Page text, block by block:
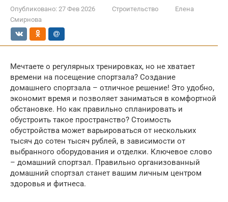
Опубликовано: 27 Фев 2026 Строительство
Елена
Смирнова
Мечтаете о регулярных тренировках, но не хватает
времени на посещение спортзала? Создание
домашнего спортзала – отличное решение! Это удобно,
экономит время и позволяет заниматься в комфортной
обстановке. Но как правильно спланировать и
обустроить такое пространство? Стоимость
обустройства может варьироваться от нескольких
тысяч до сотен тысяч рублей, в зависимости от
выбранного оборудования и отделки. Ключевое слово
– домашний спортзал. Правильно организованный
домашний спортзал станет вашим личным центром
здоровья и фитнеса.